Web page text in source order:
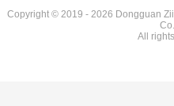
Copyright © 2019 - 2026 Dongguan
All